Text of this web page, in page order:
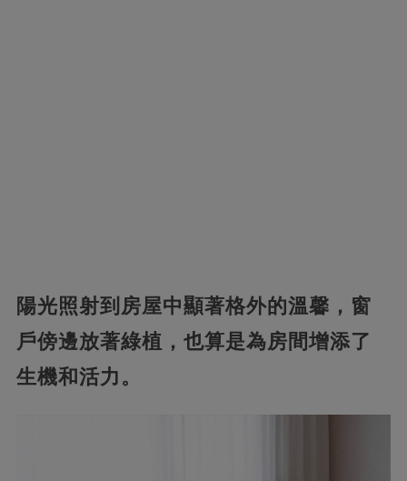
陽光照射到房屋中顯著格外的溫馨，窗
戶傍邊放著綠植，也算是為房間增添了
生機和活力。